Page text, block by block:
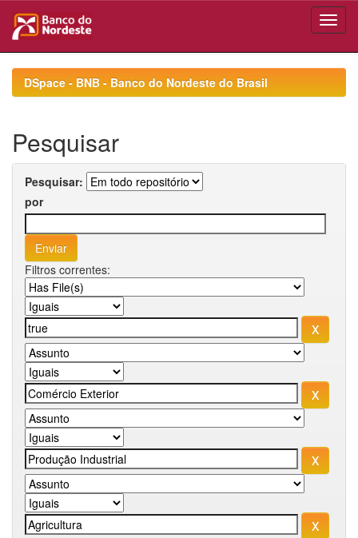
navigationDSpace - BNB - Banco do Nordeste do Brasil
Pesquisar
Pesquisar:
por
Filtros correntes: